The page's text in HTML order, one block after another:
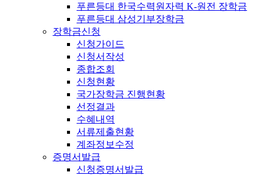
푸른등대 한국수력원자력 K-원전 장학금
푸른등대 삼성기부장학금
장학금신청
신청가이드
신청서작성
종합조회
신청현황
국가장학금 진행현황
선정결과
수혜내역
서류제출현황
계좌정보수정
증명서발급
신청증명서발급